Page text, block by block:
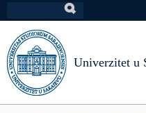
na
glavni
sadržaj
Univerzitet u